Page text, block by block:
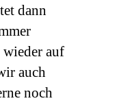
dann
auf
auch
noch